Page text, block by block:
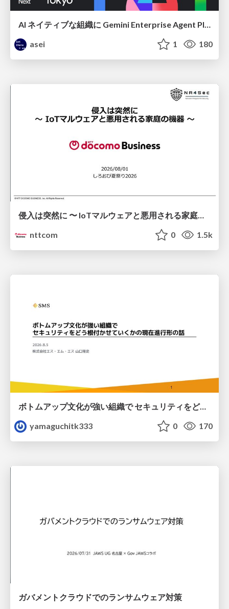
AI ネイティブな組織に Gemini Enterprise Agent Platform がなぜ必要なのか
asei
1 180
侵入は突然に 〜 IoTマルウェアと悪用される家庭の機器 ～ / When Intrusion Strikes: IoT Malware and the Abuse of Home Devices
nttcom
0 1.5k
ボトムアップ文化が強い組織で セキュリティをどう根付かせていくかの現在進行形の話 / Making Security Stick in a Bottom-Up Organization
yamaguchitk333
0 170
ガバメントクラウドでのランサムウェア対策